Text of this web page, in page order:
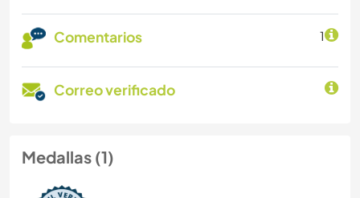
Comentarios 1
Correo verificado
Medallas (1)